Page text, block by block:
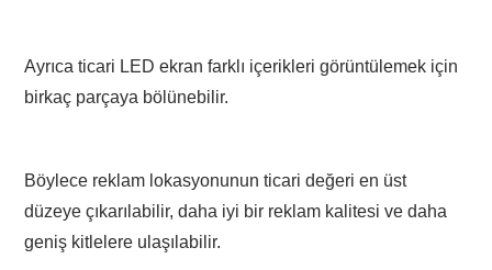
Ayrıca ticari LED ekran farklı içerikleri görüntülemek için
birkaç parçaya bölünebilir.
Böylece reklam lokasyonunun ticari değeri en üst
düzeye çıkarılabilir, daha iyi bir reklam kalitesi ve daha
geniş kitlelere ulaşılabilir.